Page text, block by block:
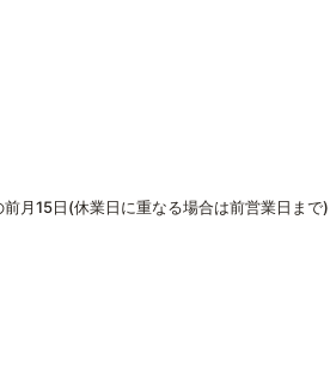
月15日(休業日に重なる場合は前営業日ま